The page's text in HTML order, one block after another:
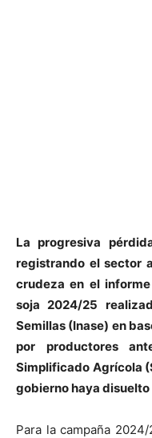
La progresiva
registrando el sector
crudeza en el
soja 2024/25
Semillas (Inase) en
por productores
Simplificado Agrícola
gobierno haya disuelto
Para la campaña